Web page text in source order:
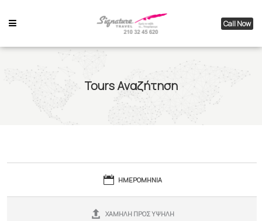
Call Now
Tours Αναζήτηση
ΗΜΕΡΟΜΗΝΙΑ
ΧΑΜΗΛΗ ΠΡΟΣ ΥΨΗΛΗ